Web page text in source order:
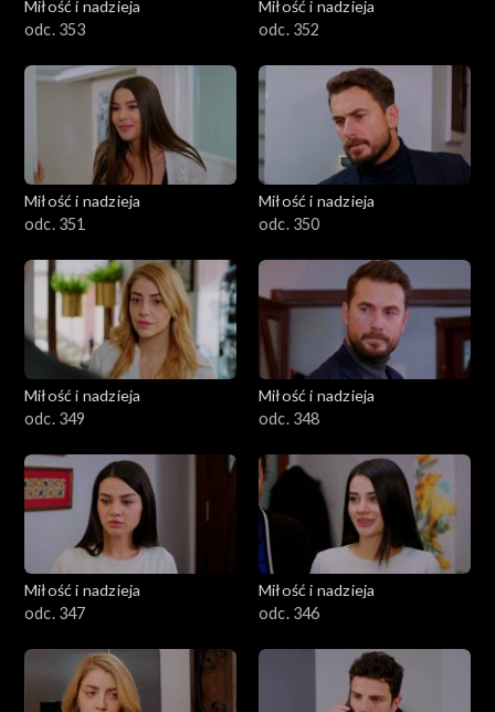
Miłość i nadzieja
odc. 353
Miłość i nadzieja
odc. 352
Miłość i nadzieja
odc. 351
Miłość i nadzieja
odc. 350
Miłość i nadzieja
odc. 349
Miłość i nadzieja
odc. 348
Miłość i nadzieja
odc. 347
Miłość i nadzieja
odc. 346